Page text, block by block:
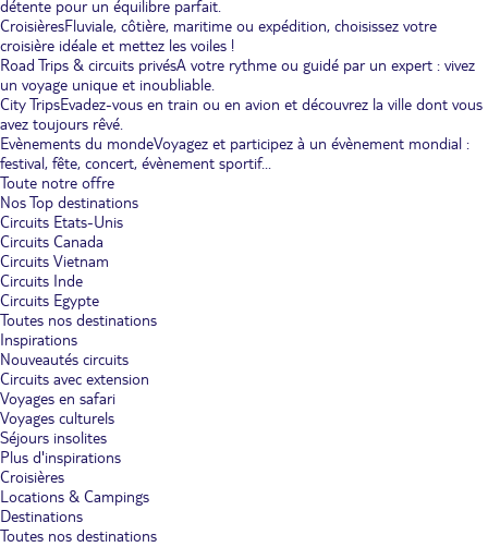
détente pour un équilibre parfait.
CroisièresFluviale, côtière, maritime ou expédition, choisissez votre
croisière idéale et mettez les voiles !
Road Trips & circuits privésA votre rythme ou guidé par un expert : vivez
un voyage unique et inoubliable.
City TripsEvadez-vous en train ou en avion et découvrez la ville dont vous
avez toujours rêvé.
Evènements du mondeVoyagez et participez à un évènement mondial :
festival, fête, concert, évènement sportif...
Toute notre offre
Nos Top destinations
Circuits Etats-Unis
Circuits Canada
Circuits Vietnam
Circuits Inde
Circuits Egypte
Toutes nos destinations
Inspirations
Nouveautés circuits
Circuits avec extension
Voyages en safari
Voyages culturels
Séjours insolites
Plus d'inspirations
Croisières
Locations & Campings
Destinations
Toutes nos destinations